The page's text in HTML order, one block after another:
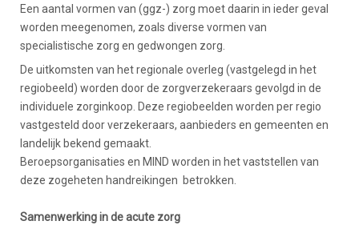
Een aantal vormen van (ggz-) zorg moet daarin in ieder geval
worden meegenomen, zoals diverse vormen van
specialistische zorg en gedwongen zorg.
De uitkomsten van het regionale overleg (vastgelegd in het
regiobeeld) worden door de zorgverzekeraars gevolgd in de
individuele zorginkoop. Deze regiobeelden worden per regio
vastgesteld door verzekeraars, aanbieders en gemeenten en
landelijk bekend gemaakt.
Beroepsorganisaties en MIND worden in het vaststellen van
deze zogeheten handreikingen betrokken.
Samenwerking in de acute zorg